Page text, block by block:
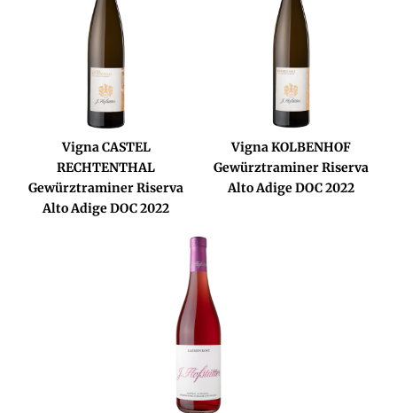
Vigna CASTEL
RECHTENTHAL
Gewürztraminer Riserva
Alto Adige DOC 2022
Vigna KOLBENHOF
Gewürztraminer Riserva
Alto Adige DOC 2022